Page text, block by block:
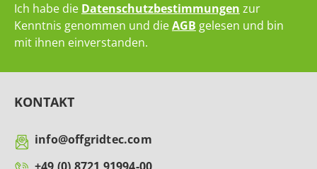
Ich habe die Datenschutzbestimmungen zur
Kenntnis genommen und dieAGB gelesen und bin
mit ihnen einverstanden.
KONTAKT
info@offgridtec.com